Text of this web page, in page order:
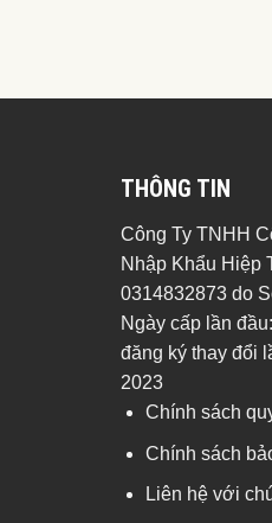
THÔNG TIN
Công Ty TNHH
Nhập Khẩu Hiệp
0314832873 do
Ngày cấp lần
đăng ký thay đổi
2023
Chính sách
Chính sách
Liên hệ với